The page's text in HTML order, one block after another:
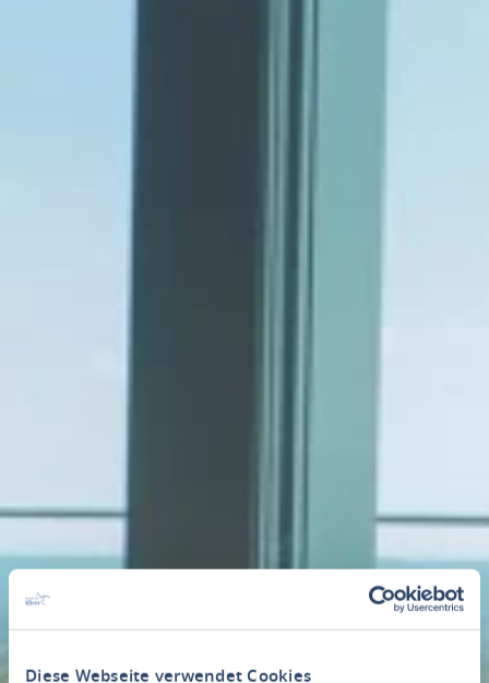
Diese Webseite verwendet Cookies